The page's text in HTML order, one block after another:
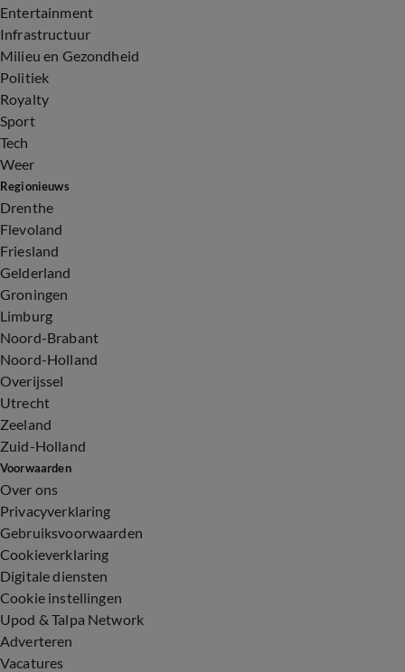
Entertainment
Infrastructuur
Milieu en Gezondheid
Politiek
Royalty
Sport
Tech
Weer
Regionieuws
Drenthe
Flevoland
Friesland
Gelderland
Groningen
Limburg
Noord-Brabant
Noord-Holland
Overijssel
Utrecht
Zeeland
Zuid-Holland
Voorwaarden
Over ons
Privacyverklaring
Gebruiksvoorwaarden
Cookieverklaring
Digitale diensten
Cookie instellingen
Upod & Talpa Network
Adverteren
Vacatures